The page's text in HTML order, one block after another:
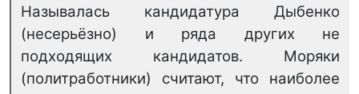
Называлась кандидатура Дыбенко
(несерьёзно) и ряда других не
подходящих кандидатов. Моряки
(политработники) считают, что наиболее